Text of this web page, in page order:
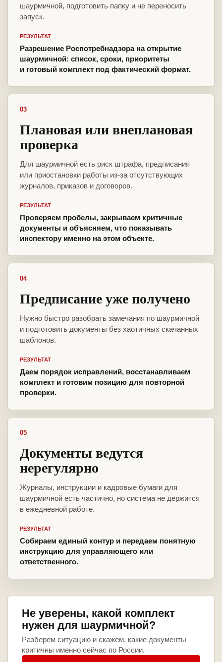
шаурмичной, подготовить папку и не переносить
запуск.
РЕЗУЛЬТАТ
Разрешение Роспотребнадзора на открытие
шаурмичной: список, сроки, приоритеты
и готовый комплект под фактический формат.
03
Плановая или внеплановая
проверка
Для шаурмичной есть риск штрафа, предписания
или приостановки работы из-за отсутствующих
журналов, приказов и договоров.
РЕЗУЛЬТАТ
Проверяем пробелы, закрываем критичные
документы и объясняем, что показывать
инспектору именно на этом объекте.
04
Предписание уже получено
Нужно быстро разобрать замечания по шаурмичной
и подготовить документы без хаотичных скачанных
шаблонов.
РЕЗУЛЬТАТ
Даем порядок исправлений, восстанавливаем
комплект и готовим позицию для повторной
проверки.
05
Документы ведутся
нерегулярно
Журналы, инструкции и кадровые бумаги для
шаурмичной есть частично, но система не держится
в ежедневной работе.
РЕЗУЛЬТАТ
Собираем единый контур и передаем понятную
инструкцию для управляющего или
ответственного.
Не уверены, какой комплект
нужен для шаурмичной?
Разберем ситуацию и скажем, какие документы
критичны именно сейчас по России.